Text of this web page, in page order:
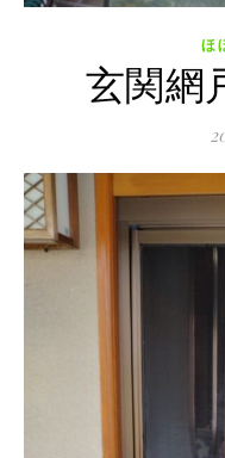
ほ
玄関網